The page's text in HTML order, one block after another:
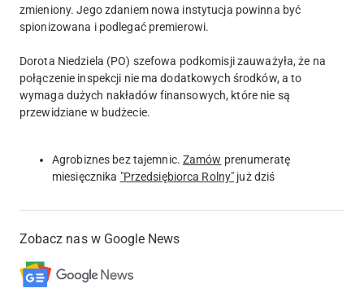
zmieniony. Jego zdaniem nowa instytucja powinna być
spionizowana i podlegać premierowi.
Dorota Niedziela (PO) szefowa podkomisji zauważyła, że na
połączenie inspekcji nie ma dodatkowych środków, a to
wymaga dużych nakładów finansowych, które nie są
przewidziane w budżecie.
Agrobiznes bez tajemnic. Zamów prenumeratę
miesięcznika "Przedsiębiorca Rolny" już dziś
Zobacz nas w Google News